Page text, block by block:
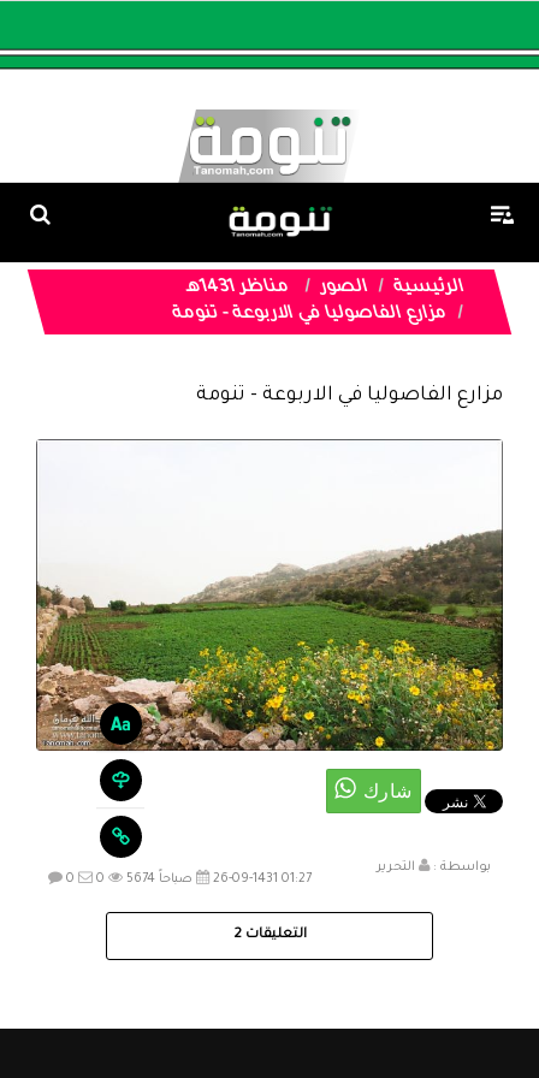
الرئيسية الصور
مناظر 1431هـ
مزارع الفاصوليا في الاربوعة - تنومة
مزارع الفاصوليا في الاربوعة - تنومة
بواسطة :
التحرير
26-09-1431 01:27 صباحاً
0 0 5674
التعليقات2